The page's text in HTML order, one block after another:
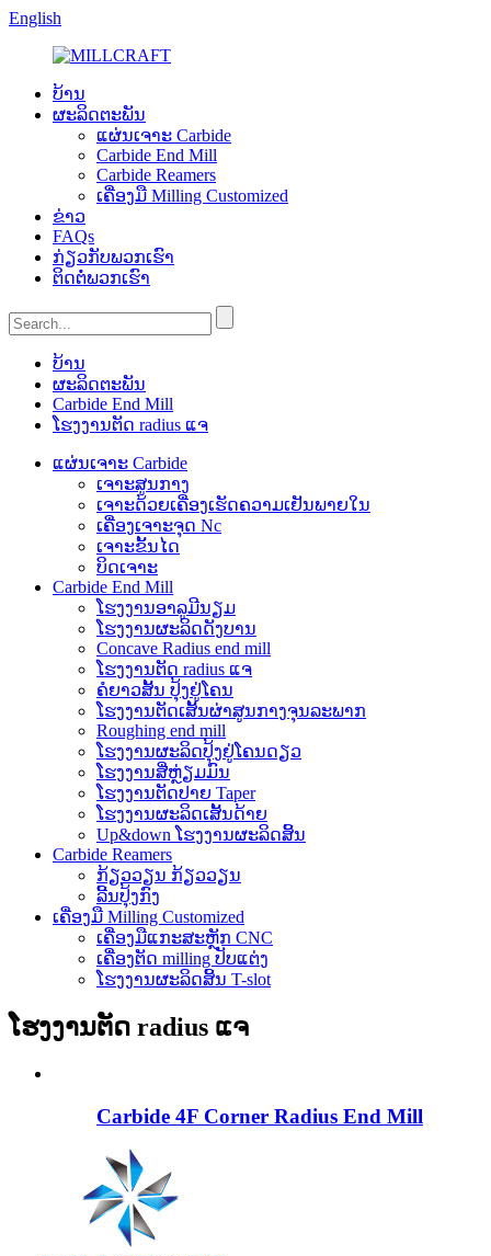
English
ບ້ານ
ຜະລິດຕະພັນ
ແຜ່ນເຈາະ Carbide
Carbide End Mill
Carbide Reamers
ເຄື່ອງ​ມື Milling Customized
ຂ່າວ
FAQs
ກ່ຽວ​ກັບ​ພວກ​ເຮົາ
ຕິດ​ຕໍ່​ພວກ​ເຮົາ
ບ້ານ
ຜະລິດຕະພັນ
Carbide End Mill
ໂຮງງານຕັດ radius ແຈ
ແຜ່ນເຈາະ Carbide
ເຈາະສູນກາງ
ເຈາະດ້ວຍເຄື່ອງເຮັດຄວາມເຢັນພາຍໃນ
ເຄື່ອງເຈາະຈຸດ Nc
ເຈາະຂັ້ນໄດ
ບິດເຈາະ
Carbide End Mill
ໂຮງງານອາລູມີນຽມ
ໂຮງງານຜະລິດດັງບານ
Concave Radius end mill
ໂຮງງານຕັດ radius ແຈ
ຄໍຍາວສັ້ນ ປຸ້ງຢູ່ໂຄນ
ໂຮງງານຕັດເສັ້ນຜ່າສູນກາງຈຸນລະພາກ
Roughing end mill
ໂຮງງານຜະລິດປຸ້ງຢູ່ໂຄນດຽວ
ໂຮງງານສີ່ຫຼ່ຽມມົນ
ໂຮງງານຕັດປາຍ Taper
ໂຮງງານຜະລິດເສັ້ນດ້າຍ
Up&down ໂຮງງານຜະລິດສິ້ນ
Carbide Reamers
ກ້ຽວວຽນ ກ້ຽວວຽນ
ລີ້ນປຸ້ງກົງ
ເຄື່ອງ​ມື Milling Customized
ເຄື່ອງມືແກະສະຫຼັກ CNC
ເຄື່ອງຕັດ milling ປັບແຕ່ງ
ໂຮງງານຜະລິດສິ້ນ T-slot
ໂຮງງານຕັດ radius ແຈ
Carbide 4F Corner Radius End Mill